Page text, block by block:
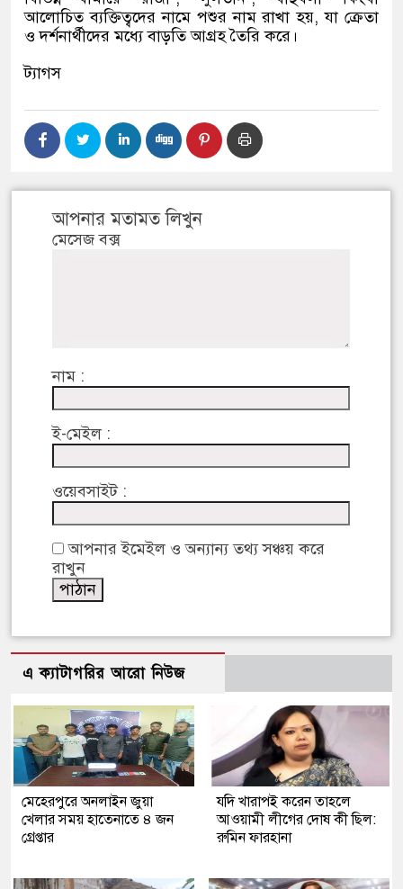
আলোচিত ব্যক্তিত্বদের নামে পশুর নাম রাখা হয়,যা ক্রেতা
ও দর্শনার্থীদের মধ্যে বাড়তি আগ্রহ তৈরি করে।
ট্যাগস
আপনার মতামত লিখুন
মেসেজ বক্স
নাম :
ই-মেইল :
ওয়েবসাইট :
আপনার ইমেইল ও অন্যান্য তথ্য সঞ্চয় করে
রাখুন
এ ক্যাটাগরির আরো নিউজ
মেহেরপুরে অনলাইন জুয়া
খেলার সময় হাতেনাতে ৪ জন
গ্রেপ্তার
যদি খারাপই করেন তাহলে
আওয়ামী লীগের দোষ কী ছিল:
রুমিন ফারহানা